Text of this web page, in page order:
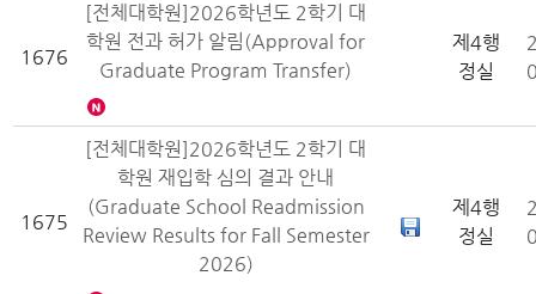
1676
[전체대학원]2026학년도 2학기 대
학원 전과 허가 알림(Approval for
Graduate Program Transfer)
제4행
정실
1675
[전체대학원]2026학년도 2학기 대
학원 재입학 심의 결과 안내
(Graduate School Readmission
Review Results for Fall Semester
2026)
제4행
정실